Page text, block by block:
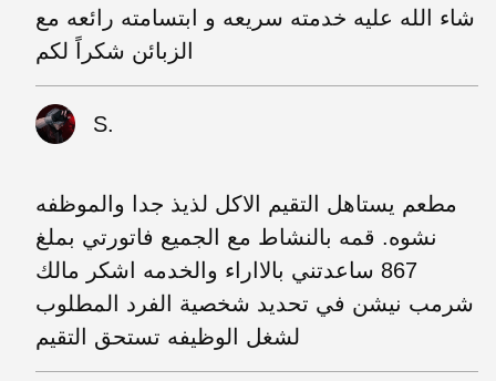
شاء الله عليه خدمته سريعه و ابتسامته رائعه مع
الزبائن شكراً لكم
S.
مطعم يستاهل التقيم الاكل لذيذ جدا والموظفه
نشوه. قمه بالنشاط مع الجميع فاتورتي بملغ
867 ساعدتني بالااراء والخدمه اشكر مالك
شرمب نيشن في تحديد شخصية الفرد المطلوب
لشغل الوظيفه تستحق التقيم